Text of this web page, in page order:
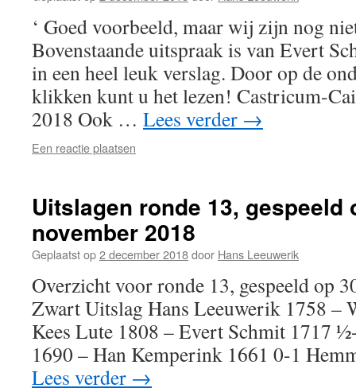
‘ Goed voorbeeld, maar wij zijn nog
Bovenstaande uitspraak is van Evert
in een heel leuk verslag. Door op de
klikken kunt u het lezen! Castricum-
2018 Ook … Lees verder →
Een reactie plaatsen
Uitslagen ronde 13, gespeeld
november 2018
Geplaatst op2 december 2018door Hans Leeuwerik
Overzicht voor ronde 13, gespeeld op
Zwart Uitslag Hans Leeuwerik 1758 –
Kees Lute 1808 – Evert Schmit 1717
1690 – Han Kemperink 1661 0-1
Lees verder →